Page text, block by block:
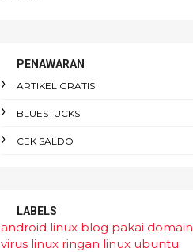
PENAWARAN
ARTIKEL GRATIS
BLUESTUCKS
CEK SALDO
LABELS
android linux blog pakai domain
virus linux ringan linux ubuntu